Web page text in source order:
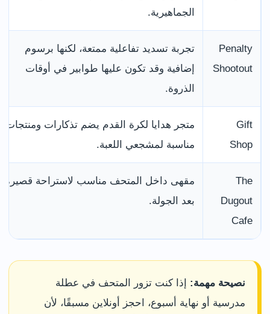
الجماهيرية.
Penalty
Shootout
تجربة تسديد تفاعلية ممتعة، لكنها برسوم
إضافية وقد تكون عليها طوابير في أوقات
الذروة.
Gift
Shop
متجر هدايا لكرة القدم يضم تذكارات ومنتجات
مناسبة لمشجعي اللعبة.
The
Dugout
Cafe
مقهى داخل المتحف مناسب لاستراحة قصيرة
بعد الجولة.
نصيحة مهمة: إذا كنت تزور المتحف في عطلة
مدرسية أو نهاية أسبوع، احجز أونلاين مسبقًا، لأن